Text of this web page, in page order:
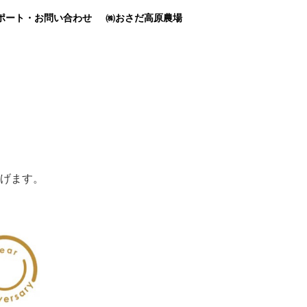
ート・お問い合わせ ㈱おさだ高原農場
ます。